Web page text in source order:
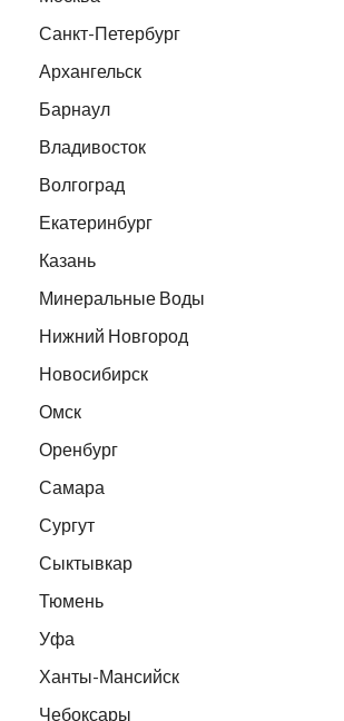
Санкт-Петербург
Архангельск
Барнаул
Владивосток
Волгоград
Екатеринбург
Казань
Минеральные Воды
Нижний Новгород
Новосибирск
Омск
Оренбург
Самара
Сургут
Сыктывкар
Тюмень
Уфа
Ханты-Мансийск
Чебоксары